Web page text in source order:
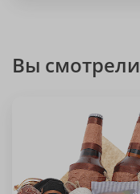
Вы смотрели